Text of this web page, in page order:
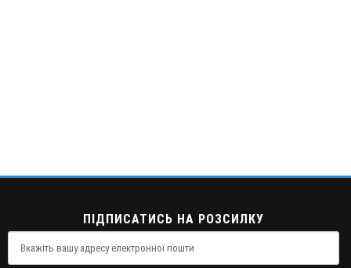
ПІДПИСАТИСЬ НА РОЗСИЛКУ